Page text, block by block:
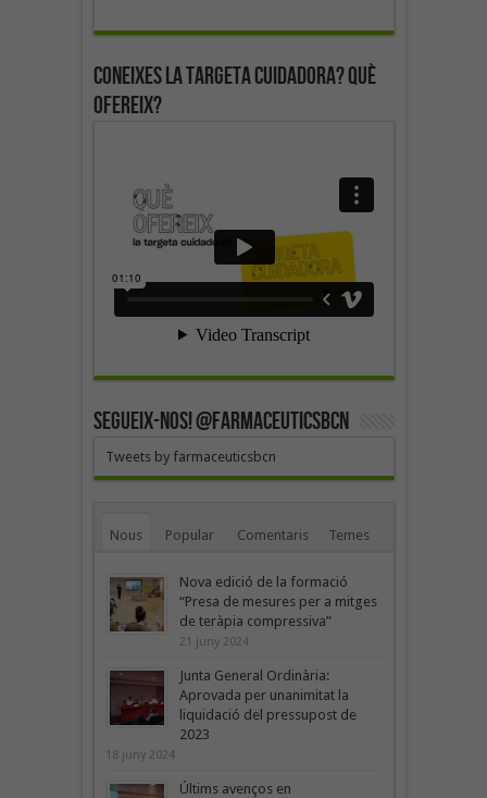
Coneixes la targeta cuidadora? Què
ofereix?
SEGUEIX-NOS! @farmaceuticsbcn
Tweets by farmaceuticsbcn
Nous Popular Comentaris Temes
Nova edició de la formació
“Presa de mesures per a mitges
de teràpia compressiva”
21 juny 2024
Junta General Ordinària:
Aprovada per unanimitat la
liquidació del pressupost de
2023
18 juny 2024
Últims avenços en